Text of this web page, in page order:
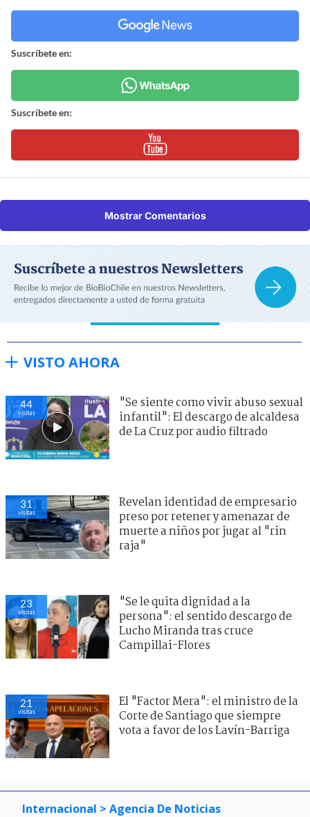
Suscríbete en:
Suscríbete en:
Mostrar Comentarios
VISTO AHORA
44
visitas
"Se siente como vivir abuso sexual
infantil": El descargo de alcaldesa
de La Cruz por audio filtrado
31
visitas
Revelan identidad de empresario
preso por retener y amenazar de
muerte a niños por jugar al "rin
raja"
23
visitas
"Se le quita dignidad a la
persona": el sentido descargo de
Lucho Miranda tras cruce
Campillai-Flores
21
visitas
El "Factor Mera": el ministro de la
Corte de Santiago que siempre
vota a favor de los Lavín-Barriga
Internacional > Agencia De Noticias